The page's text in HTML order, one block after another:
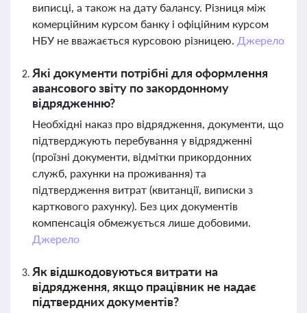
виписці, а також на дату балансу. Різниця між
комерційним курсом банку і офіційним курсом
НБУ не вважається курсовою різницею. Джерело
Які документи потрібні для оформлення
авансового звіту по закордонному
відрядженню?
Необхідні наказ про відрядження, документи, що
підтверджують перебування у відрядженні
(проїзні документи, відмітки прикордонних
служб, рахунки на проживання) та
підтвердження витрат (квитанції, виписки з
карткового рахунку). Без цих документів
компенсація обмежується лише добовими.
Джерело
Як відшкодовуються витрати на
відрядження, якщо працівник не надає
підтвердних документів?